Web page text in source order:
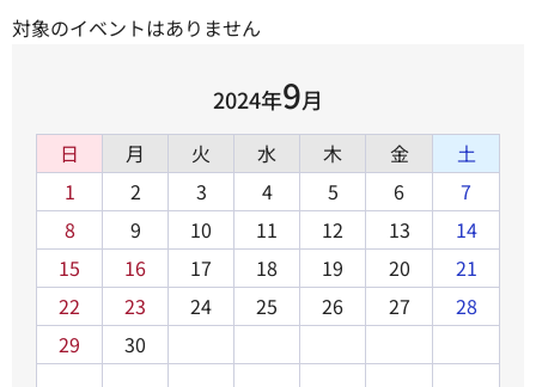
対象のイベントはありません
2024年9月
日 月 火 水 木 金
土
1
2 3 4 5 6
7
8
9 10 11 12 13
14
15
16 17 18 19 20
21
22
23 24 25 26 27
28
29
30